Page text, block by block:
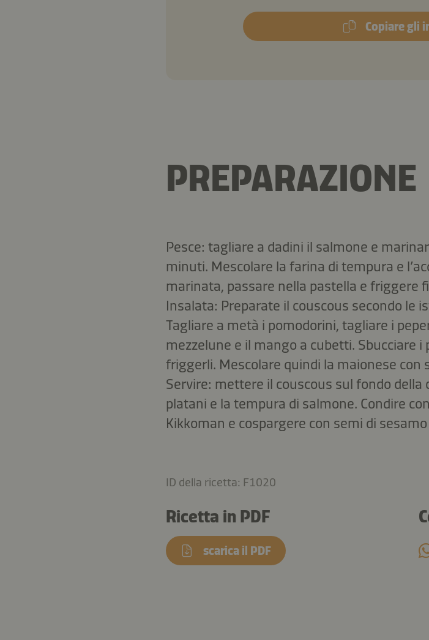
Copiare gli
PREPARAZIONE
Pesce: tagliare a dadini il salmone e
minuti. Mescolare la farina di tempura e
marinata, passare nella pastella e friggere
Insalata: Preparate il couscous secondo le
Tagliare a metà i pomodorini, tagliare i
mezzelune e il mango a cubetti. Sbucciare
friggerli. Mescolare quindi la maionese con
Servire: mettere il couscous sul fondo della
platani e la tempura di salmone. Condire
Kikkoman e cospargere con semi di
ID della ricetta: F1020
Ricetta in PDF
scarica il PDF